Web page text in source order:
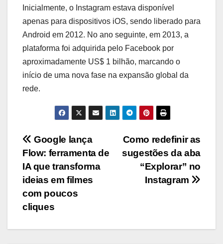
Inicialmente, o Instagram estava disponível
apenas para dispositivos iOS, sendo liberado para
Android em 2012. No ano seguinte, em 2013, a
plataforma foi adquirida pelo Facebook por
aproximadamente US$ 1 bilhão, marcando o
início de uma nova fase na expansão global da
rede.
Navegação
de
artigos
Como redefinir as
sugestões da aba
“Explorar” no
Instagram
Google lança
Flow: ferramenta de
IA que transforma
ideias em filmes
com poucos
cliques